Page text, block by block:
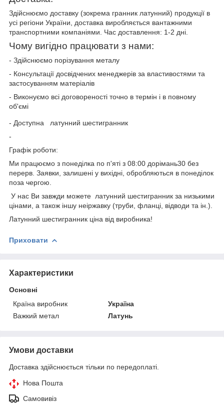
Здійснюємо доставку (зокрема гранник латунний) продукції в
усі регіони України, доставка виробляється вантажними
транспортними компаніями. Час доставлення: 1-2 дні.
Чому вигідно працювати з нами:
- Здійснюємо порізування металу
- Консультації досвідчених менеджерів за властивостями та
застосуванням матеріалів
- Виконуємо всі договореності точно в термін і в повному
об'ємі
- Доступна
латунний шестигранник
-
Графік роботи:
Ми працюємо з понеділка по п'яті з 08:00 дорімань30 без
перерв. Заявки, залишені у вихідні, обробляються в понеділок
поза чергою.
У нас Ви завжди можете латунний шестигранник за низькими
цінами, а також іншу неіржавку (труби, фланці, відводи та ін.).
Латунний шестигранник ціна від виробника!
Приховати
Характеристики
Основні
Країна виробник
Україна
Важкий метал
Латунь
Умови доставки
Доставка здійснюється тільки по передоплаті.
Нова Пошта
Самовивіз